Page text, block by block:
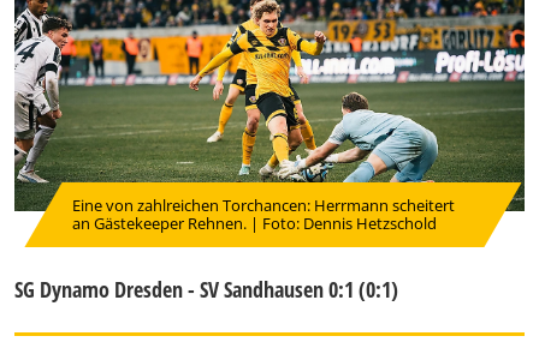
Eine von zahlreichen Torchancen: Herrmann scheitert
an Gästekeeper Rehnen. | Foto: Dennis Hetzschold
SG Dynamo Dresden - SV Sandhausen 0:1 (0:1)